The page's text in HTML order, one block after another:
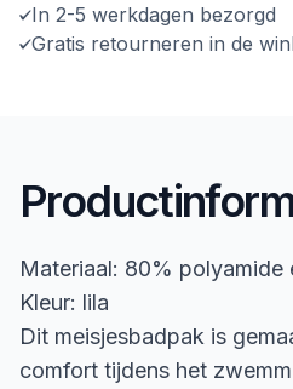
In 2-5 werkdagen bezorgd
Gratis retourneren in de
Materiaal: 80% polyamide
Kleur: lila
Dit meisjesbadpak is
comfort tijdens het